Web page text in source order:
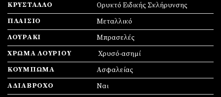
ΚΡΎΣΤΑΛΛΟ
Ορυκτό Ειδικής Σκλήρυνσης
ΠΛΑΊΣΙΟ
Mεταλλικό
ΛΟΥΡΆΚΙ
Μπρασελές
ΧΡΏΜΑ ΛΟΥΡΙΟΎ
Χρυσό-ασημί
ΚΟΎΜΠΩΜΑ
Ασφαλείας
ΑΔΙΆΒΡΟΧΟ
Ναι